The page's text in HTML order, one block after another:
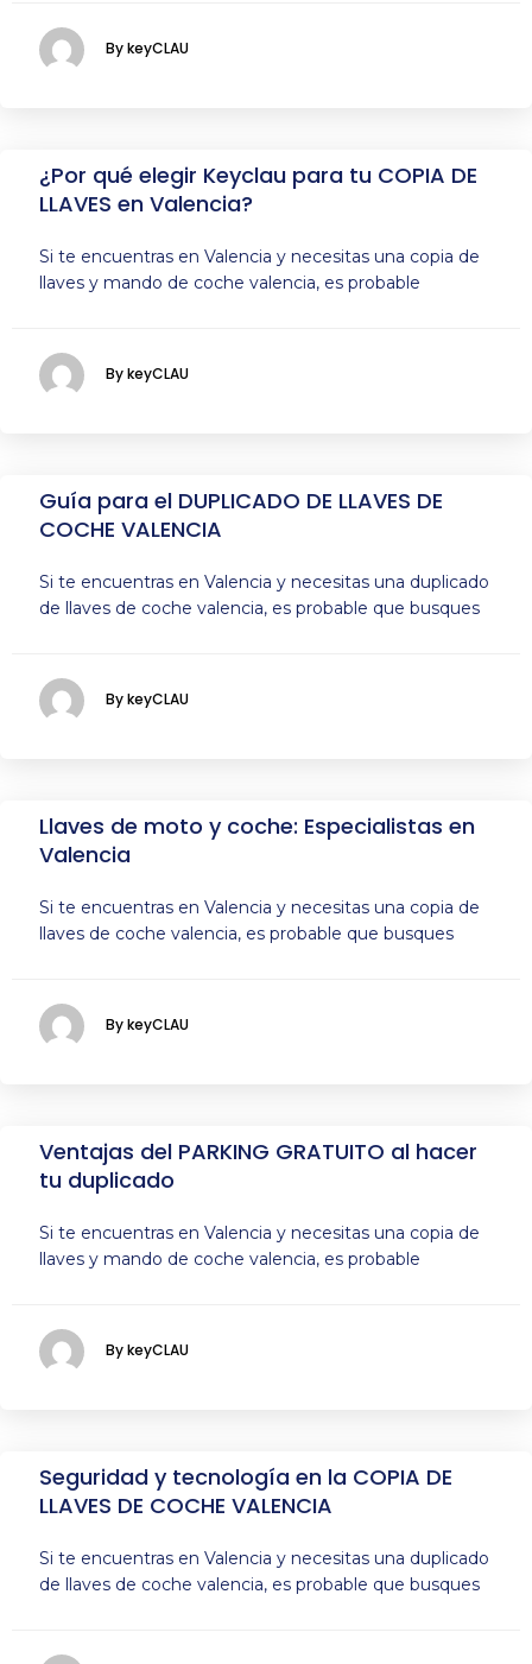
By keyCLAU
¿Por qué elegir Keyclau para tu COPIA DE
LLAVES en Valencia?
Si te encuentras en Valencia y necesitas una copia de
llaves y mando de coche valencia, es probable
By keyCLAU
Guía para el DUPLICADO DE LLAVES DE
COCHE VALENCIA
Si te encuentras en Valencia y necesitas una duplicado
de llaves de coche valencia, es probable que busques
By keyCLAU
Llaves de moto y coche: Especialistas en
Valencia
Si te encuentras en Valencia y necesitas una copia de
llaves de coche valencia, es probable que busques
By keyCLAU
Ventajas del PARKING GRATUITO al hacer
tu duplicado
Si te encuentras en Valencia y necesitas una copia de
llaves y mando de coche valencia, es probable
By keyCLAU
Seguridad y tecnología en la COPIA DE
LLAVES DE COCHE VALENCIA
Si te encuentras en Valencia y necesitas una duplicado
de llaves de coche valencia, es probable que busques